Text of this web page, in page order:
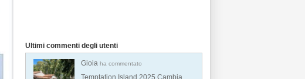
Ultimi commenti degli utenti
Gioia ha commentato
Temptation Island 2025 Cambia